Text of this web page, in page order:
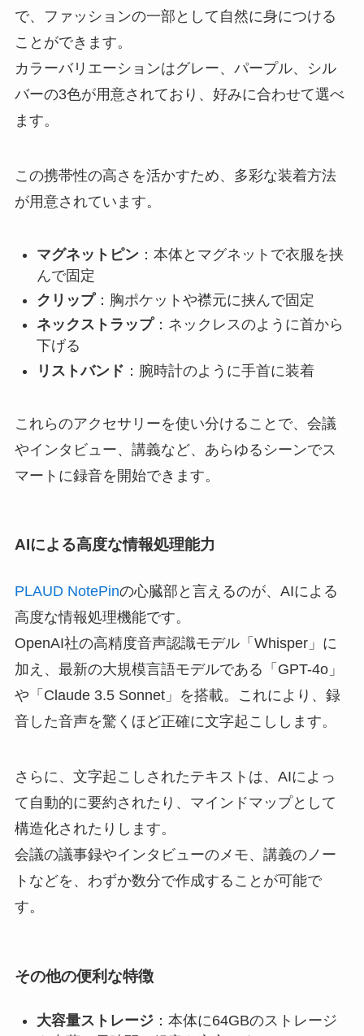
で、ファッションの一部として自然に身につける
ことができます。
カラーバリエーションはグレー、パープル、シル
バーの3色が用意されており、好みに合わせて選べ
ます。
この携帯性の高さを活かすため、多彩な装着方法
が用意されています。
マグネットピン：本体とマグネットで衣服を挟
んで固定
クリップ：胸ポケットや襟元に挟んで固定
ネックストラップ：ネックレスのように首から
下げる
リストバンド ：腕時計のように手首に装着
これらのアクセサリーを使い分けることで、会議
やインタビュー、講義など、あらゆるシーンでス
マートに録音を開始できます。
AIによる高度な情報処理能力
PLAUD NotePinの心臓部と言えるのが、AIによる
高度な情報処理機能です。
OpenAI社の高精度音声認識モデル「Whisper」に
加え、最新の大規模言語モデルである「GPT-4o」
や「Claude 3.5 Sonnet」を搭載。これにより、録
音した音声を驚くほど正確に文字起こしします。
さらに、文字起こしされたテキストは、AIによっ
て自動的に要約されたり、マインドマップとして
構造化されたりします。
会議の議事録やインタビューのメモ、講義のノー
トなどを、わずか数分で作成することが可能で
す。
その他の便利な特徴
大容量ストレージ：本体に64GBのストレージ